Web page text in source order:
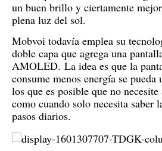
un buen brillo y ciertamente
plena luz del sol.
Mobvoi todavía emplea su
doble capa que agrega una
AMOLED. La idea es que la
consume menos energía se pueda
los que es posible que no
como cuando solo necesita saber
pasos diarios.